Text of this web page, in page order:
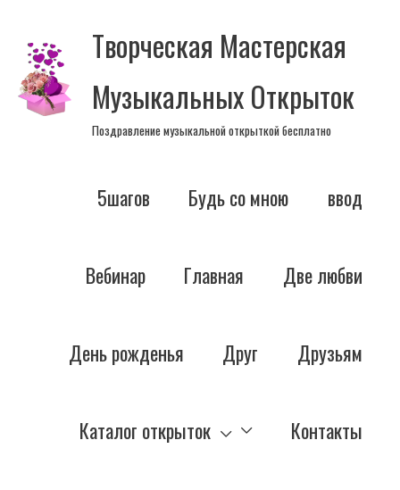
содержимому
Творческая Мастерская
Музыкальных Открыток
Поздравление музыкальной открыткой бесплатно
5шагов Будь со мною ввод
Вебинар Главная Две любви
День рожденья Друг Друзьям
Каталог открыток Контакты